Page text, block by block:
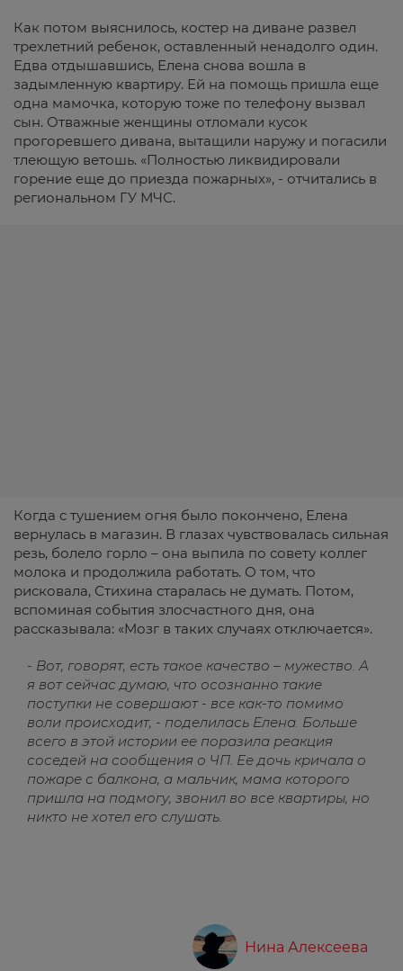
Как потом выяснилось, костер на диване развел
трехлетний ребенок, оставленный ненадолго один.
Едва отдышавшись, Елена снова вошла в
задымленную квартиру. Ей на помощь пришла еще
одна мамочка, которую тоже по телефону вызвал
сын. Отважные женщины отломали кусок
прогоревшего дивана, вытащили наружу и погасили
тлеющую ветошь. «Полностью ликвидировали
горение еще до приезда пожарных», - отчитались в
региональном ГУ МЧС.
Когда с тушением огня было покончено, Елена
вернулась в магазин. В глазах чувствовалась сильная
резь, болело горло – она выпила по совету коллег
молока и продолжила работать. О том, что
рисковала, Стихина старалась не думать. Потом,
вспоминая события злосчастного дня, она
рассказывала: «Мозг в таких случаях отключается».
- Вот, говорят, есть такое качество – мужество. А
я вот сейчас думаю, что осознанно такие
поступки не совершают - все как-то помимо
воли происходит, - поделилась Елена. Больше
всего в этой истории ее поразила реакция
соседей на сообщения о ЧП. Ее дочь кричала о
пожаре с балкона, а мальчик, мама которого
пришла на подмогу, звонил во все квартиры, но
никто не хотел его слушать.
Нина Алексеева